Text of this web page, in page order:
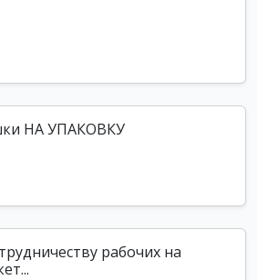
НА УПАКОВКУ
рабочих на